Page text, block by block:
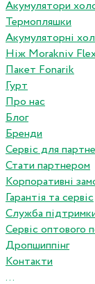
Акумулятори
Термопляшки
Акумуляторні
Ніж Morakniv
Пакет Fonarik
Гурт
Про нас
Блог
Бренди
Сервіс для
Стати партнером
Корпоративні
Гарантія та сервіс
Служба
Сервіс оптового
Дропшиппінг
Контакти
...